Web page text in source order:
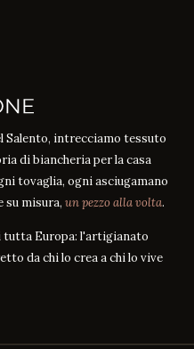
Salento, intrecciamo tessuto
di biancheria per la casa
tovaglia, ogni asciugamano
su misura, un pezzo alla volta.
tutta Europa: l'artigianato
da chi lo crea a chi lo vive